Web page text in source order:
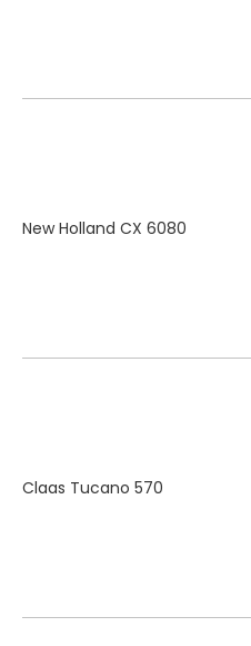
New Holland CX 6080
Claas Tucano 570